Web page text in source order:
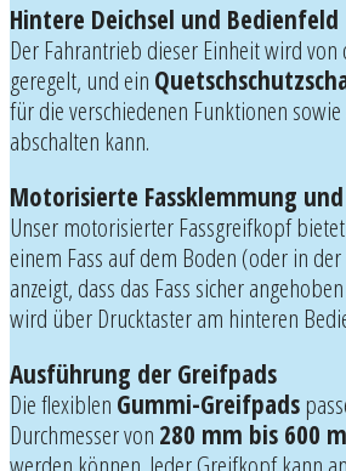
Hintere Deichsel und Bedienfeld
Der Fahrantrieb dieser Einheit wird
geregelt, und ein
für die verschiedenen Funktionen
abschalten kann.
Motorisierte Fassklemmung
Unser motorisierter Fassgreifkopf
einem Fass auf dem Boden (oder in
anzeigt, dass das Fass sicher
wird über Drucktaster am hinteren
Ausführung der Greifpads
Die flexiblen Gummi-Greifpads
Durchmesser von 280 mm bis 600